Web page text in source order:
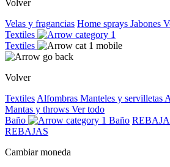
Volver
Velas y fragancias Home sprays Jabones
Textiles
Textiles
Volver
Textiles Alfombras Manteles y servilletas
Mantas y throws Ver todo
Baño
Baño
REBAJAS
Cambiar moneda